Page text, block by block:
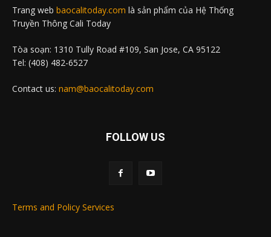
Trang web baocalitoday.com là sản phẩm của Hệ Thống
Truyền Thông Cali Today
Tòa soạn: 1310 Tully Road #109, San Jose, CA 95122
Tel: (408) 482-6527
Contact us: nam@baocalitoday.com
FOLLOW US
Terms and Policy Services